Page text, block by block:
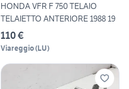
HONDA VFR F 750 TELAIO
TELAIETTO ANTERIORE 1988 19
110 €
Viareggio(LU)